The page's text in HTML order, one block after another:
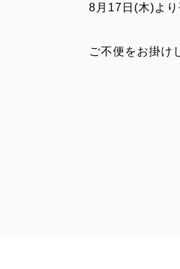
8月17日(木)より
ご不便をお掛け